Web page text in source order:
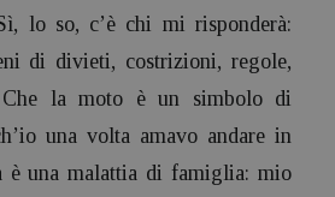
lo so, c’è chi mi risponderà:
di divieti, costrizioni, regole,
la moto è un simbolo di
una volta amavo andare in
è una malattia di famiglia: mio